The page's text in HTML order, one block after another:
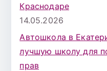
Краснодаре
14.05.2026
Автошкола в
лучшую школу для
прав